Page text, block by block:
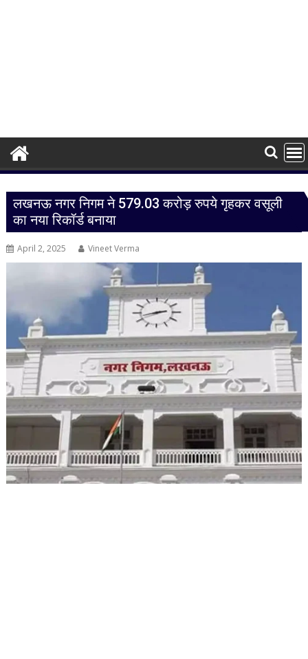
लखनऊ नगर निगम ने 579.03 करोड़ रुपये गृहकर वसूली
का नया रिकॉर्ड बनाया
April 2, 2025 Vineet Verma